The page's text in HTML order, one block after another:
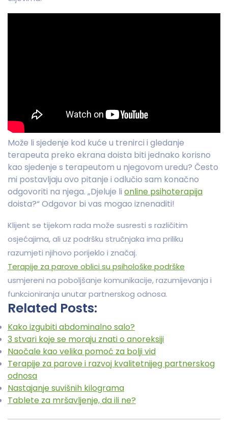
Može li sjedenje kod kuće u trenirci i gledanje
terapeuta preko ekrana doista biti jednako korisno
kao sjedenje s terapeutom u njegovom uredu? Često
mi postavljaju ovo pitanje i odlučio sam konačno
odgovoriti na njega. „Djeluje li online psihoterapija
doista?“ Odgovor bi vas mogao iznenaditi!
Klijent se tijekom rada može susresti s različitim
osjećajima, ali uz podršku stručnjaka ima priliku
razumjeti njihovo porijeklo i značaj.
Terapije za parove oblici su psihološke podrške
usmjereni na poboljšanje komunikacije, razumijevanja i
funkcioniranja unutar partnerskog odnosa.
Related Posts:
Kako izgubiti abdominalno salo?
3 stvari koje se moraju znati o anoreksiji
Naočale kao velika pomoć za bolji vid
Terapije za parove i razvoj kvalitetnijeg partnerskog
odnosa
Nastajanje suvišnih kilograma
Tablete za mršavljenje, da ili ne?